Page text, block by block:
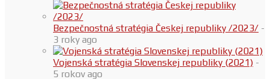
Bezpečnostná stratégia Českej republiky /2023/ -
3 roky ago
Vojenská stratégia Slovenskej republiky (2021) -
5 rokov ago